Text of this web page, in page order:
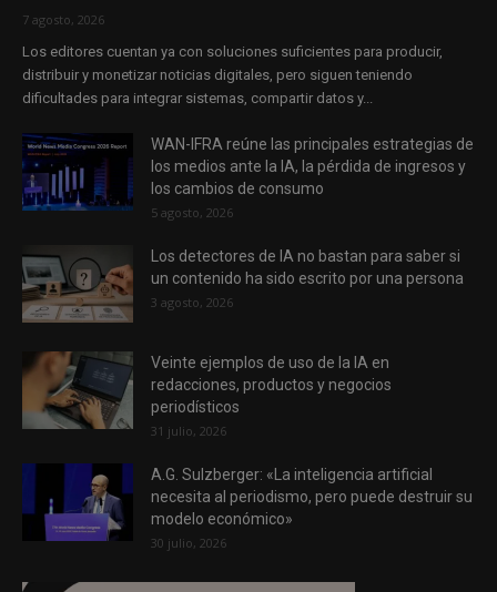
7 agosto, 2026
Los editores cuentan ya con soluciones suficientes para producir,
distribuir y monetizar noticias digitales, pero siguen teniendo
dificultades para integrar sistemas, compartir datos y...
WAN-IFRA reúne las principales estrategias de
los medios ante la IA, la pérdida de ingresos y
los cambios de consumo
5 agosto, 2026
Los detectores de IA no bastan para saber si
un contenido ha sido escrito por una persona
3 agosto, 2026
Veinte ejemplos de uso de la IA en
redacciones, productos y negocios
periodísticos
31 julio, 2026
A.G. Sulzberger: «La inteligencia artificial
necesita al periodismo, pero puede destruir su
modelo económico»
30 julio, 2026